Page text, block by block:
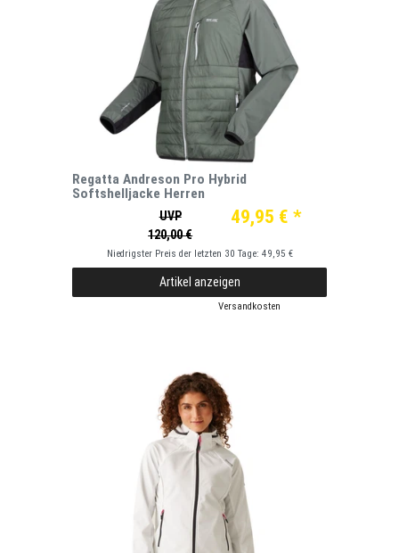
Regatta Andreson Pro Hybrid
Softshelljacke Herren
UVP
120,00 €
49,95 € *
Niedrigster Preis der letzten 30 Tage: 49,95 €
Artikel anzeigen
Versandkosten